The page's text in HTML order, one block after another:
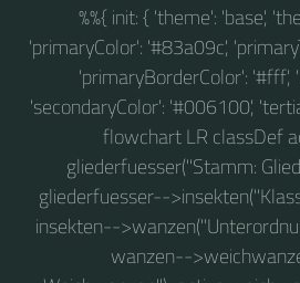
%%{ init: { 'theme': 'base',
'primaryColor': '#83a09c',
'primaryBorderColor': '#fff',
'secondaryColor': '#006100',
flowchart LR classDef
gliederfuesser("Stamm:
gliederfuesser--
insekten--
wanzen--